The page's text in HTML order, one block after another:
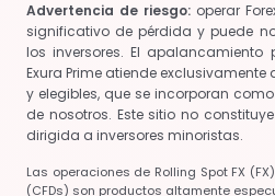
Advertencia de riesgo:operar
significativo de pérdida y puede
los inversores. El apalancamiento
Exura Prime atiende
y elegibles, que se incorporan
de nosotros. Este sitio no
dirigida a inversores minoristas.
Las operaciones de Rolling Spot FX
(CFDs) son productos altamente